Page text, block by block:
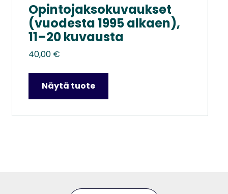
Opintojaksokuvaukset
(vuodesta 1995 alkaen),
11–20 kuvausta
40,00 €
Näytä tuote